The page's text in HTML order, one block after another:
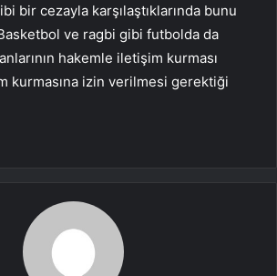
bir cezayla karşılaştıklarında bunu
ve ragbi gibi futbolda da
hakemle iletişim kurması
kurmasına izin verilmesi gerektiği